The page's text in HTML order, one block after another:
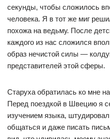
секунды, чтобы сложилось
человека. Я в тот же миг
похожа на ведьму. После
каждого из нас сложился
образ нечистой силы —
представителей этой сферы.
Старуха обратилась ко мне
Перед поездкой в Швецию я
изучением языка,
общаться и даже писать